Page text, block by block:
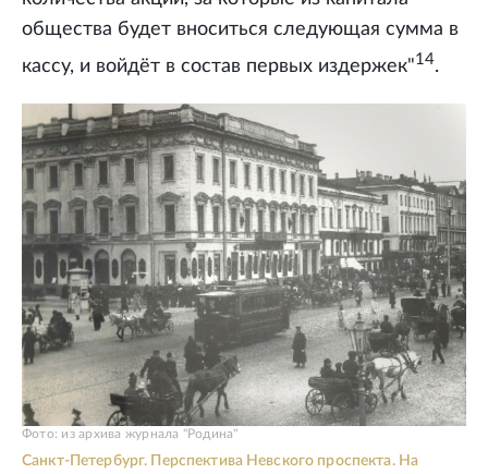
общества будет вноситься следующая сумма в
кассу, и войдёт в состав первых издержек"14.
Санкт-Петербург. Перспектива Невского проспекта. На
Фото: из архива журнала "Родина"